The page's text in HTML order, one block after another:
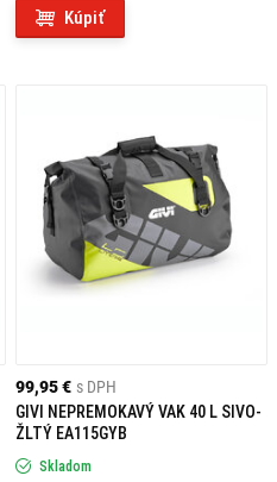
Kúpiť
99,95 € s DPH
GIVI NEPREMOKAVÝ VAK 40 L SIVO-
ŽLTÝ EA115GYB
Skladom